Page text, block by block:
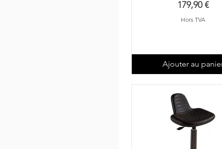
Prix
179,90 €
Hors TVA
Ajouter au